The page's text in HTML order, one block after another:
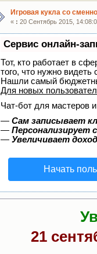
Игровая кукла со
« : 20 Сентябрь 2015,
Сервис онлайн-
Тот, кто работает в
того, что нужно
Нашли самый
Для новых
Чат-бот для мастеров
—Сам записывает
—Персонализирует
—Увеличивает
Начать
21